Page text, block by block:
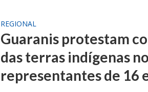
REGIONAL
Guaranis protestam
das terras indígenas
representantes de 16